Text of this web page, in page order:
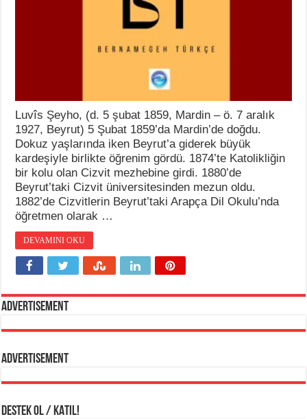
Luvîs Şeyho, (d. 5 şubat 1859, Mardin – ö. 7 aralık
1927, Beyrut) 5 Şubat 1859’da Mardin’de doğdu.
Dokuz yaşlarında iken Beyrut’a giderek büyük
kardeşiyle birlikte öğrenim gördü. 1874’te Katolikliğin
bir kolu olan Cizvit mezhebine girdi. 1880’de
Beyrut’taki Cizvit üniversitesinden mezun oldu.
1882’de Cizvitlerin Beyrut’taki Arapça Dil Okulu’nda
öğretmen olarak …
DEVAMINI OKU
Advertisement
Advertisement
DESTEK OL / KATIL!